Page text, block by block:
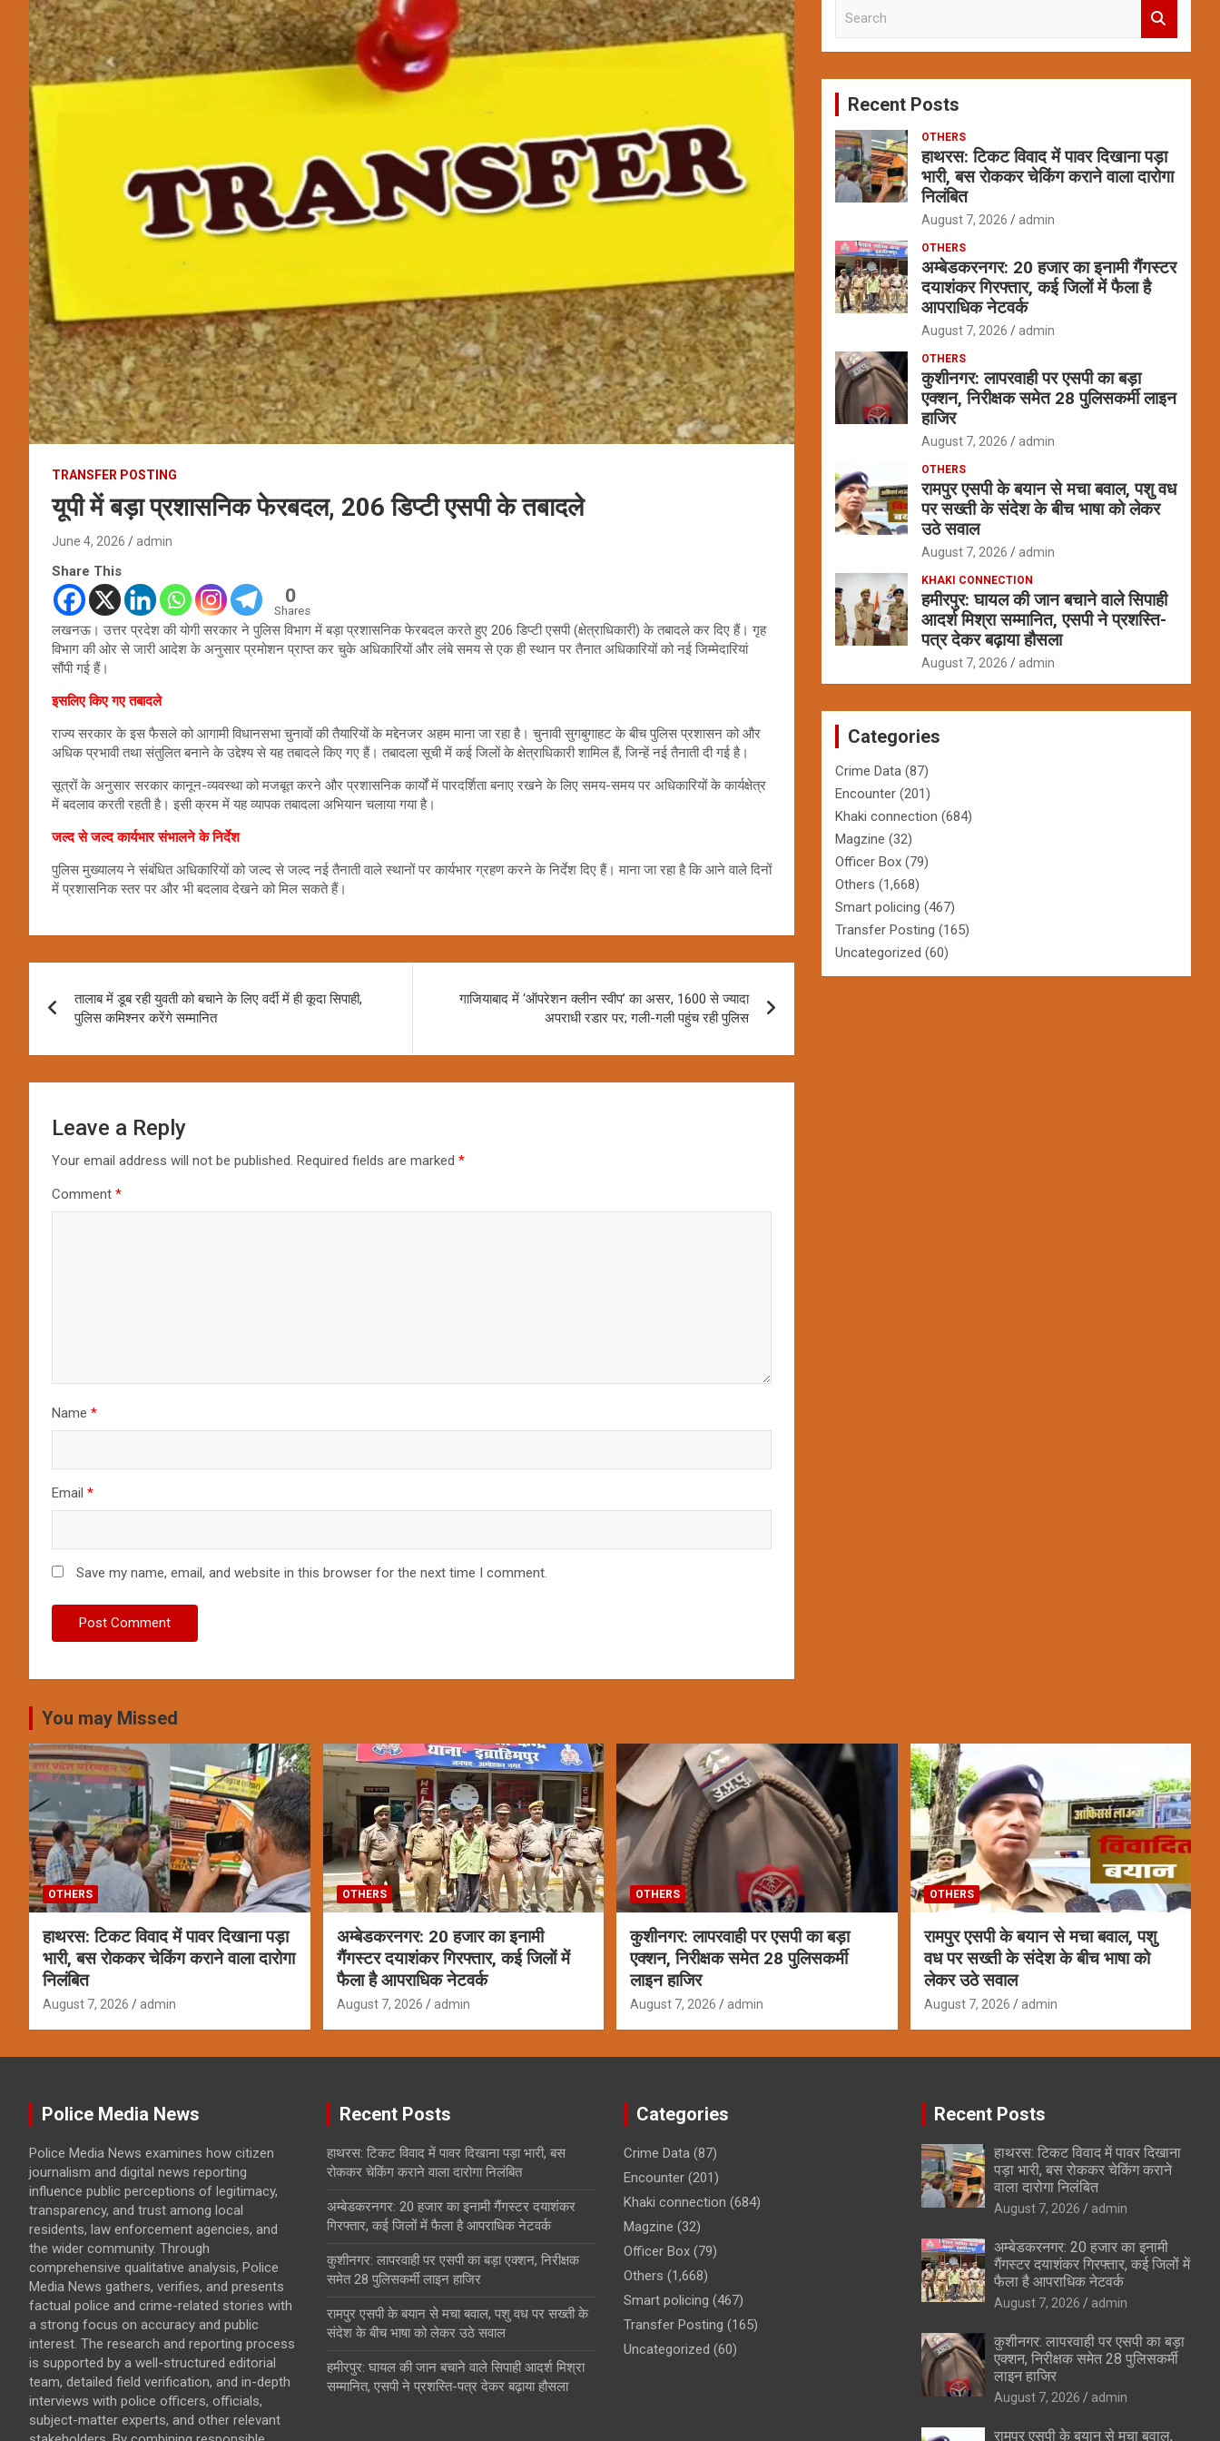
TRANSFER POSTING
यूपी में बड़ा प्रशासनिक फेरबदल, 206 डिप्टी एसपी के तबादले
June 4, 2026 admin
Share This
0
Shares
लखनऊ। उत्तर प्रदेश की योगी सरकार ने पुलिस विभाग में बड़ा प्रशासनिक फेरबदल करते हुए 206 डिप्टी एसपी (क्षेत्राधिकारी) के तबादले कर दिए हैं। गृह
विभाग की ओर से जारी आदेश के अनुसार प्रमोशन प्राप्त कर चुके अधिकारियों और लंबे समय से एक ही स्थान पर तैनात अधिकारियों को नई जिम्मेदारियां
सौंपी गई हैं।
इसलिए किए गए तबादले
राज्य सरकार के इस फैसले को आगामी विधानसभा चुनावों की तैयारियों के मद्देनजर अहम माना जा रहा है। चुनावी सुगबुगाहट के बीच पुलिस प्रशासन को और
अधिक प्रभावी तथा संतुलित बनाने के उद्देश्य से यह तबादले किए गए हैं। तबादला सूची में कई जिलों के क्षेत्राधिकारी शामिल हैं, जिन्हें नई तैनाती दी गई है।
सूत्रों के अनुसार सरकार कानून-व्यवस्था को मजबूत करने और प्रशासनिक कार्यों में पारदर्शिता बनाए रखने के लिए समय-समय पर अधिकारियों के कार्यक्षेत्र
में बदलाव करती रहती है। इसी क्रम में यह व्यापक तबादला अभियान चलाया गया है।
जल्द से जल्द कार्यभार संभालने के निर्देश
पुलिस मुख्यालय ने संबंधित अधिकारियों को जल्द से जल्द नई तैनाती वाले स्थानों पर कार्यभार ग्रहण करने के निर्देश दिए हैं। माना जा रहा है कि आने वाले दिनों
में प्रशासनिक स्तर पर और भी बदलाव देखने को मिल सकते हैं।
navigation
तालाब में डूब रही युवती को बचाने के लिए वर्दी में ही कूदा सिपाही,
पुलिस कमिश्नर करेंगे सम्मानित
गाजियाबाद में ‘ऑपरेशन क्लीन स्वीप’ का असर, 1600 से ज्यादा
अपराधी रडार पर; गली-गली पहुंच रही पुलिस
Leave a Reply
Your email address will not be published. Required fields are marked *
Comment *
Name *
Email *
Save my name, email, and website in this browser for the next time I comment.
c
Recent Posts
OTHERS
हाथरस: टिकट विवाद में पावर दिखाना पड़ा
भारी, बस रोककर चेकिंग कराने वाला दारोगा
निलंबित
August 7, 2026 admin
OTHERS
अम्बेडकरनगर: 20 हजार का इनामी गैंगस्टर
दयाशंकर गिरफ्तार, कई जिलों में फैला है
आपराधिक नेटवर्क
August 7, 2026 admin
OTHERS
कुशीनगर: लापरवाही पर एसपी का बड़ा
एक्शन, निरीक्षक समेत 28 पुलिसकर्मी लाइन
हाजिर
August 7, 2026 admin
OTHERS
रामपुर एसपी के बयान से मचा बवाल, पशु वध
पर सख्ती के संदेश के बीच भाषा को लेकर
उठे सवाल
August 7, 2026 admin
KHAKI CONNECTION
हमीरपुर: घायल की जान बचाने वाले सिपाही
आदर्श मिश्रा सम्मानित, एसपी ने प्रशस्ति-
पत्र देकर बढ़ाया हौसला
August 7, 2026 admin
Categories
Crime Data (87)
Encounter (201)
Khaki connection (684)
Magzine (32)
Officer Box (79)
Others (1,668)
Smart policing (467)
Transfer Posting (165)
Uncategorized (60)
You may Missed
OTHERS
हाथरस: टिकट विवाद में पावर दिखाना पड़ा
भारी, बस रोककर चेकिंग कराने वाला दारोगा
निलंबित
August 7, 2026 admin
OTHERS
अम्बेडकरनगर: 20 हजार का इनामी
गैंगस्टर दयाशंकर गिरफ्तार, कई जिलों में
फैला है आपराधिक नेटवर्क
August 7, 2026 admin
OTHERS
कुशीनगर: लापरवाही पर एसपी का बड़ा
एक्शन, निरीक्षक समेत 28 पुलिसकर्मी
लाइन हाजिर
August 7, 2026 admin
OTHERS
रामपुर एसपी के बयान से मचा बवाल, पशु
वध पर सख्ती के संदेश के बीच भाषा को
लेकर उठे सवाल
August 7, 2026 admin
Police Media News
Police Media News examines how citizen
journalism and digital news reporting
influence public perceptions of legitimacy,
transparency, and trust among local
residents, law enforcement agencies, and
the wider community. Through
comprehensive qualitative analysis, Police
Media News gathers, verifies, and presents
factual police and crime-related stories with
a strong focus on accuracy and public
interest. The research and reporting process
is supported by a well-structured editorial
team, detailed field verification, and in-depth
interviews with police officers, officials,
subject-matter experts, and other relevant
Recent Posts
हाथरस: टिकट विवाद में पावर दिखाना पड़ा भारी, बस
रोककर चेकिंग कराने वाला दारोगा निलंबित
अम्बेडकरनगर: 20 हजार का इनामी गैंगस्टर दयाशंकर
गिरफ्तार, कई जिलों में फैला है आपराधिक नेटवर्क
कुशीनगर: लापरवाही पर एसपी का बड़ा एक्शन, निरीक्षक
समेत 28 पुलिसकर्मी लाइन हाजिर
रामपुर एसपी के बयान से मचा बवाल, पशु वध पर सख्ती के
संदेश के बीच भाषा को लेकर उठे सवाल
हमीरपुर: घायल की जान बचाने वाले सिपाही आदर्श मिश्रा
सम्मानित, एसपी ने प्रशस्ति-पत्र देकर बढ़ाया हौसला
Categories
Crime Data (87)
Encounter (201)
Khaki connection (684)
Magzine (32)
Officer Box (79)
Others (1,668)
Smart policing (467)
Transfer Posting (165)
Uncategorized (60)
Recent Posts
हाथरस: टिकट विवाद में पावर दिखाना
पड़ा भारी, बस रोककर चेकिंग कराने
वाला दारोगा निलंबित
August 7, 2026 admin
अम्बेडकरनगर: 20 हजार का इनामी
गैंगस्टर दयाशंकर गिरफ्तार, कई जिलों में
फैला है आपराधिक नेटवर्क
August 7, 2026 admin
कुशीनगर: लापरवाही पर एसपी का बड़ा
एक्शन, निरीक्षक समेत 28 पुलिसकर्मी
लाइन हाजिर
August 7, 2026 admin
रामपुर एसपी के बयान से मचा बवाल,